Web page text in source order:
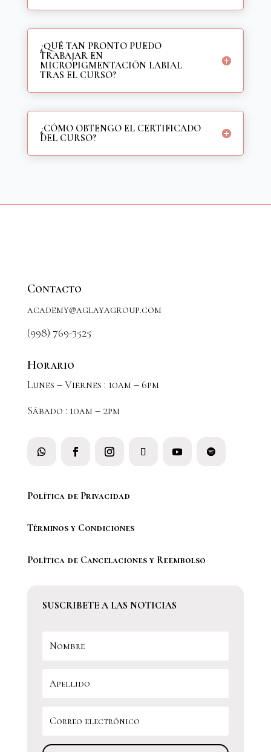
¿QUÉ TAN PRONTO PUEDO
TRABAJAR EN
MICROPIGMENTACIÓN LABIAL
TRAS EL CURSO?
¿CÓMO OBTENGO EL CERTIFICADO
DEL CURSO?
Contacto
academy@aglayagroup.com
(998) 769-3525
Horario
Lunes – Viernes : 10am – 6pm
Sábado : 10am – 2pm
Política de Privacidad
Términos y Condiciones
Política de Cancelaciones y Reembolso
SUSCRIBETE A LAS NOTICIAS